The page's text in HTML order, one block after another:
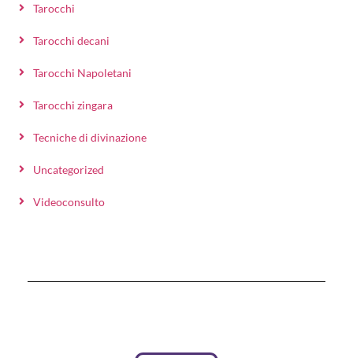
Tarocchi
Tarocchi decani
Tarocchi Napoletani
Tarocchi zingara
Tecniche di divinazione
Uncategorized
Videoconsulto